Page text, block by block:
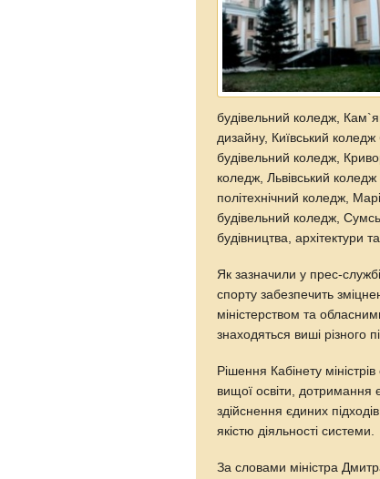
будівельний коледж,
дизайну, Київський коледж
будівельний коледж,
коледж, Львівський коледж
політехнічний коледж,
будівельний коледж,
будівництва, архітектури
Як зазначили у прес-
спорту забезпечить
міністерством та
знаходяться виші різного
Рішення Кабінету
вищої освіти, дотримання
здійснення єдиних
якістю діяльності системи.
За словами міністра